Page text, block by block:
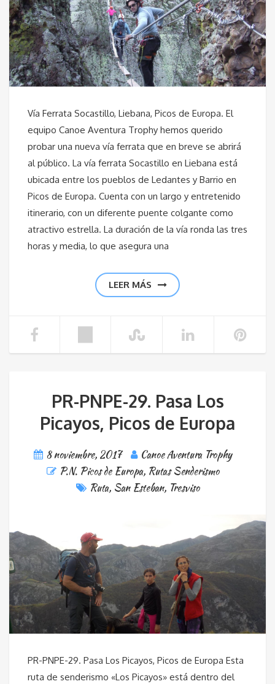
Vía Ferrata Socastillo, Liebana, Picos de Europa. El
equipo Canoe Aventura Trophy hemos querido
probar una nueva vía ferrata que en breve se abrirá
al público. La vía ferrata Socastillo en Liebana está
ubicada entre los pueblos de Ledantes y Barrio en
Picos de Europa. Cuenta con un largo y entretenido
itinerario, con un diferente puente colgante como
atractivo estrella. La duración de la vía ronda las tres
horas y media, lo que asegura una
LEER MÁS
PR-PNPE-29. Pasa Los
Picayos, Picos de Europa
8 noviembre, 2017
Canoe Aventura Trophy
P.N. Picos de Europa, Rutas Senderismo
Ruta, San Esteban, Tresviso
PR-PNPE-29. Pasa Los Picayos, Picos de Europa Esta
ruta de senderismo «Los Picayos» está dentro del